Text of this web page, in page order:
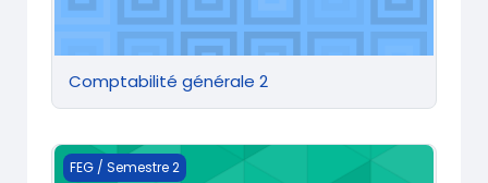
Comptabilité générale 2
Langue Terminologie Economique 2
FEG / Semestre 2